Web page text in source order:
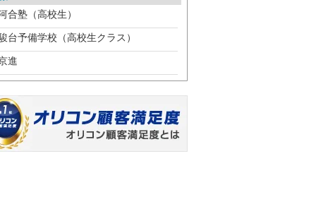
合塾（高校生）
台予備学校（高校生クラス）
進